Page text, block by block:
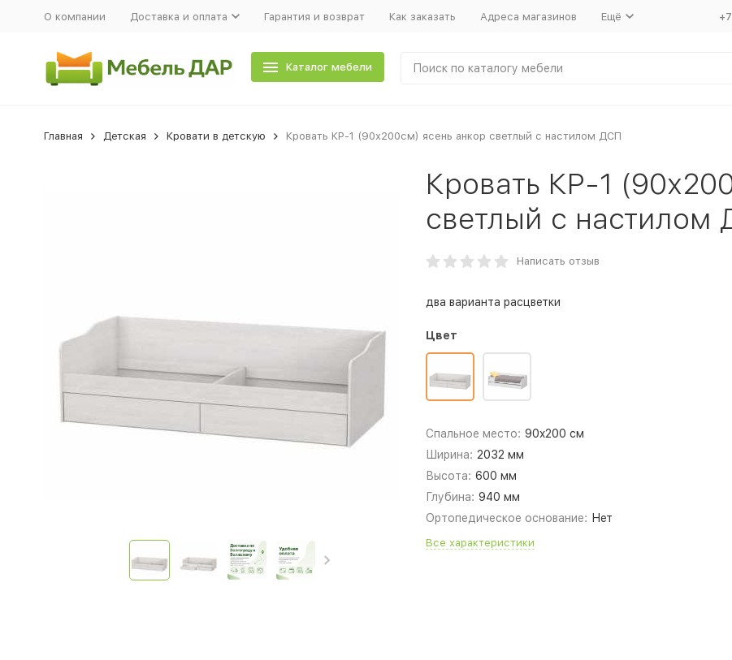
О компании Доставка и оплата Гарантия и возврат Как заказать Адреса магазинов Ещё
Каталог мебели
Главная Детская Кровати в детскую Кровать КР-1 (90х200см) ясень анкор светлый с настилом ДСП
Кровать КР-1
светлый с настилом
Написать отзыв
два варианта расцветки
Цвет
Спальное место: 90x200 см
Ширина: 2032 мм
Высота: 600 мм
Глубина: 940 мм
Ортопедическое основание: Нет
Все характеристики